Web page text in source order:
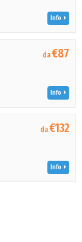
Info
da€87
Info
da€132
Info